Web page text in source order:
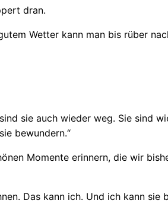
dran.
Wetter kann man bis rüber
sie auch wieder weg. Sie sind
bewundern.“
Momente erinnern, die wir
Das kann ich. Und ich kann sie